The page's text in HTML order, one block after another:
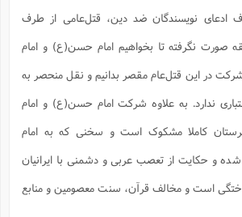
ادعای نویسندگان ضد دین، قتل‌عامی از طرف
صورت نگرفته تا بخواهیم امام حسن(ع) و امام
در این قتل‌عام مقصر بدانیم و نقل منحصر به
ندارد. به علاوه شرکت امام حسن(ع) و امام
کاملا مشکوک است و سخنی که به امام
و حکایت از تعصب عربی و دشمنی با ایرانیان
است و مخالف قرآن، سنت معصومین و منابع